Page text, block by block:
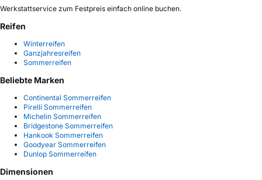
Werkstattservice zum Festpreis einfach online buchen.
Reifen
Winterreifen
Ganzjahresreifen
Sommerreifen
Beliebte Marken
Continental Sommerreifen
Pirelli Sommerreifen
Michelin Sommerreifen
Bridgestone Sommerreifen
Hankook Sommerreifen
Goodyear Sommerreifen
Dunlop Sommerreifen
Dimensionen